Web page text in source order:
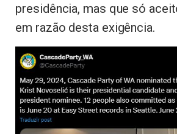
presidência, mas que só
em razão desta exigência.